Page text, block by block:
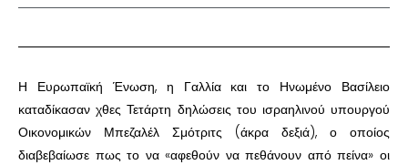
Η Ευρωπαϊκή Ένωση, η Γαλλία και το Ηνωμένο Βασίλειο
καταδίκασαν χθες Τετάρτη δηλώσεις του ισραηλινού υπουργού
Οικονομικών Μπεζαλέλ Σμότριτς (άκρα δεξιά), ο οποίος
διαβεβαίωσε πως το να «αφεθούν να πεθάνουν από πείνα» οι